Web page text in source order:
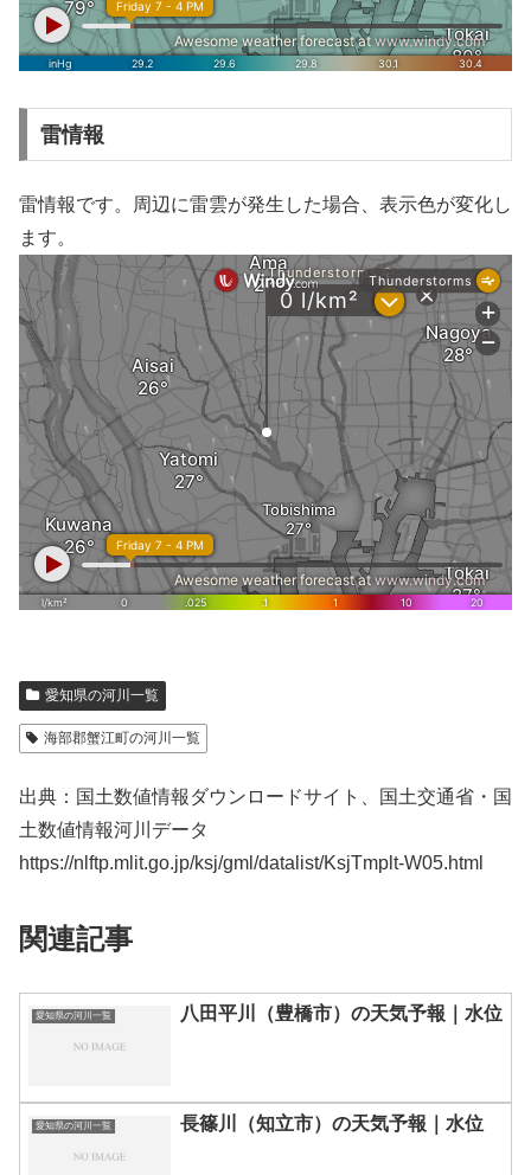
雷情報
雷情報です。周辺に雷雲が発生した場合、表示色が変化し
ます。
愛知県の河川一覧
海部郡蟹江町の河川一覧
出典：国土数値情報ダウンロードサイト、国土交通省・国
土数値情報河川データ
https://nlftp.mlit.go.jp/ksj/gml/datalist/KsjTmplt-W05.html
関連記事
愛知県の河川一覧 八田平川（豊橋市）の天気予報｜水位
愛知県の河川一覧 長篠川（知立市）の天気予報｜水位